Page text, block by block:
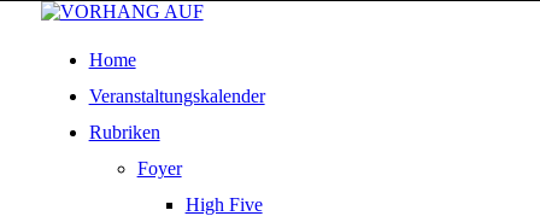
Home
Veranstaltungskalender
Rubriken
Foyer
High Five